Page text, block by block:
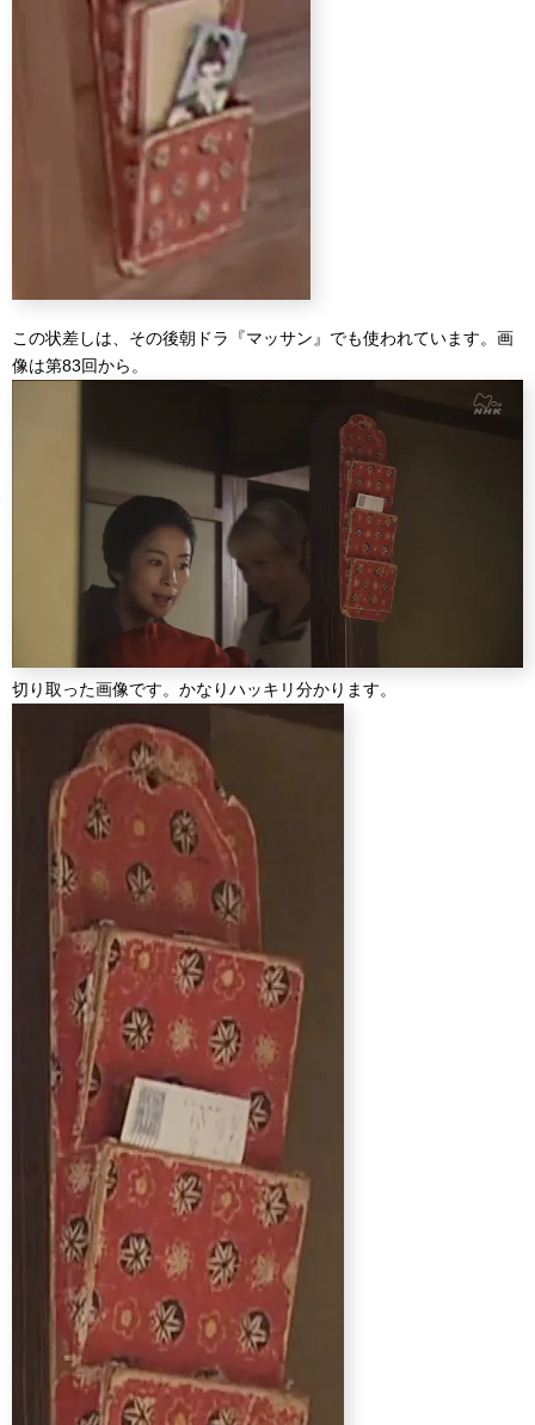
この状差しは、その後朝ドラ『マッサン』でも使われています。画
像は第83回から。
切り取った画像です。かなりハッキリ分かります。